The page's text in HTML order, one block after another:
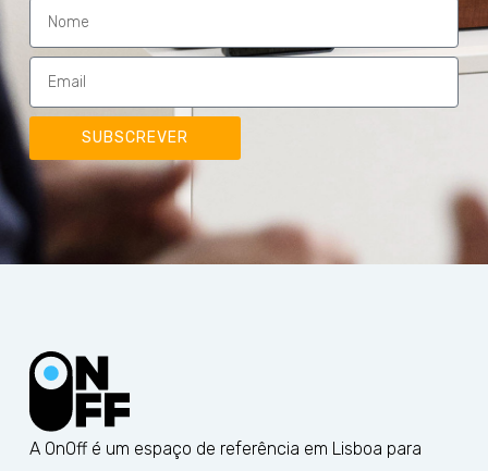
SUBSCREVER
A OnOff é um espaço de referência em Lisboa para